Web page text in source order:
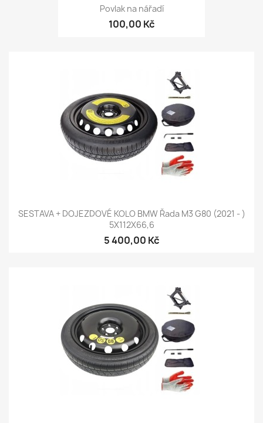
Povlak na nářadí
100,00 Kč
SESTAVA + DOJEZDOVÉ KOLO BMW Řada M3 G80 (2021 - )
5X112X66,6
5 400,00 Kč